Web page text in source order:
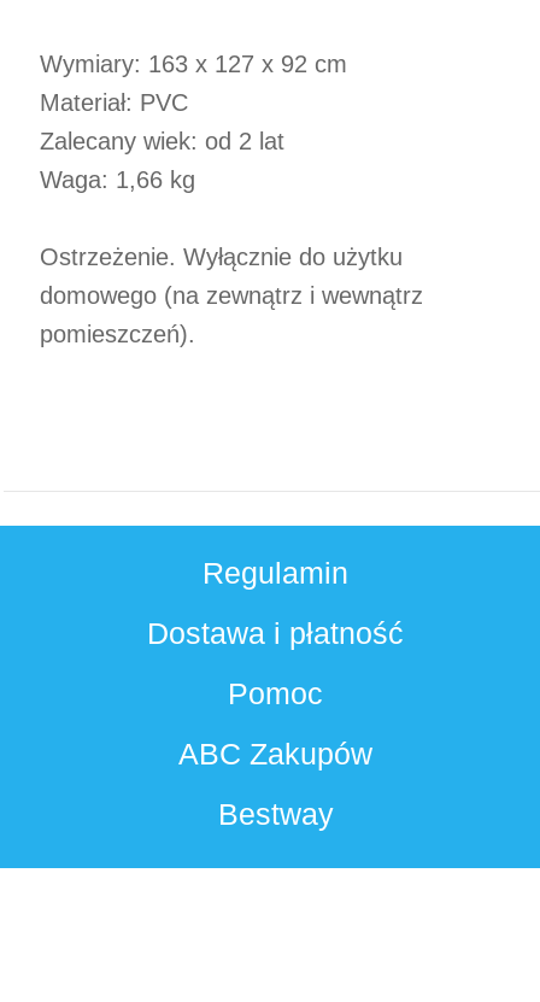
Wymiary: 163 x 127 x 92 cm
Materiał: PVC
Zalecany wiek: od 2 lat
Waga: 1,66 kg
Ostrzeżenie. Wyłącznie do użytku
domowego (na zewnątrz i wewnątrz
pomieszczeń).
Regulamin
Dostawa i płatność
Pomoc
ABC Zakupów
Bestway